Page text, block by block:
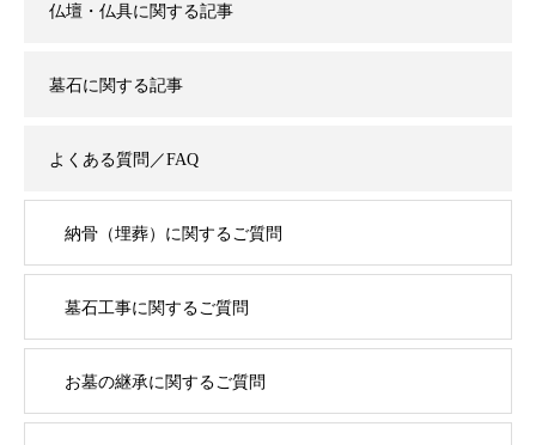
仏壇・仏具に関する記事
墓石に関する記事
よくある質問／FAQ
納骨（埋葬）に関するご質問
墓石工事に関するご質問
お墓の継承に関するご質問